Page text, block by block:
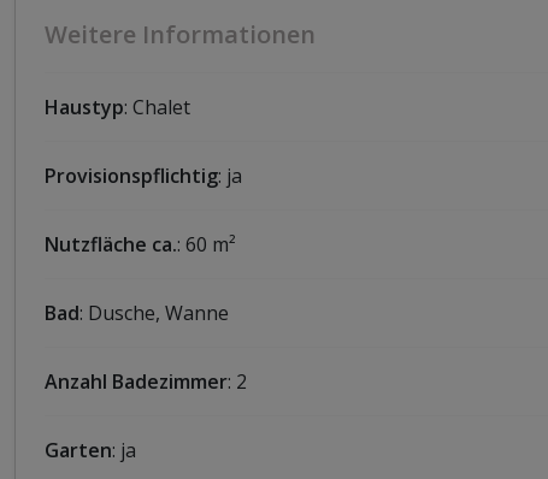
Weitere Informationen
Haustyp: Chalet
Provisionspflichtig: ja
Nutzfläche ca.: 60 m²
Bad: Dusche, Wanne
Anzahl Badezimmer: 2
Garten: ja